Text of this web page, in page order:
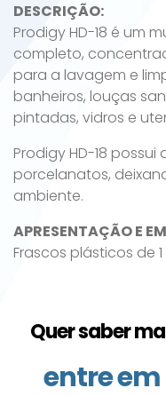
DESCRIÇÃO:
Prodigy HD-18 é um
completo,
para a lavagem e
banheiros, louças
pintadas, vidros e
Prodigy HD-18
porcelanatos,
ambiente.
APRESENTAÇÃO E
Frascos plásticos de 1
Quer saber
entre